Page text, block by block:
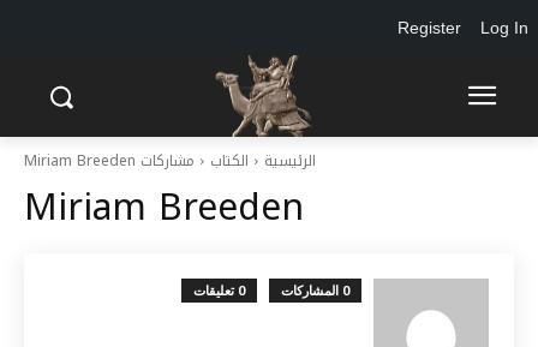
الرئيسية الكتاب مشاركات Miriam Breeden
Miriam Breeden
0 المشاركات 0 تعليقات
Log In
Register